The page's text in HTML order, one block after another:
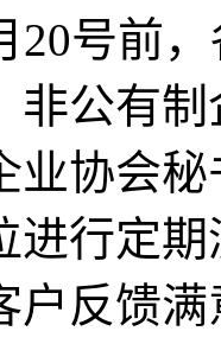
20号前
非公有
业协会
进行定
户反馈